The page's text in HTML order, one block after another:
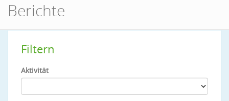
Berichte
Filtern
Aktivität